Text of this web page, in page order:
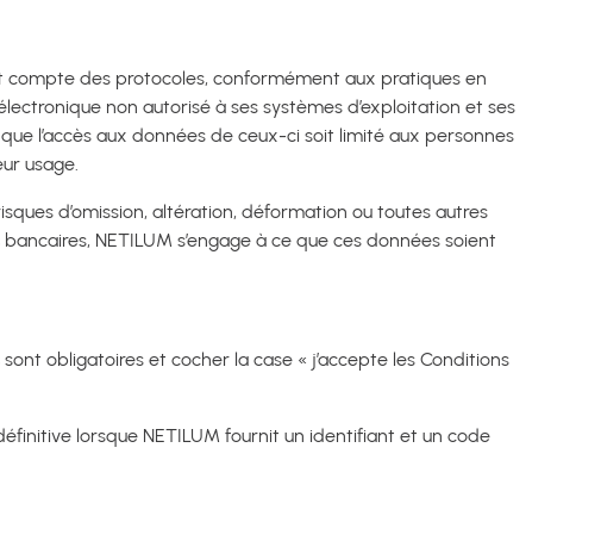
compte des protocoles, conformément aux pratiques en
non autorisé à ses systèmes d’exploitation et ses
l’accès aux données de ceux-ci soit limité aux personnes
usage.
d’omission, altération, déformation ou toutes autres
NETILUM s’engage à ce que ces données soient
obligatoires et cocher la case « j’accepte les Conditions
lorsque NETILUM fournit un identifiant et un code